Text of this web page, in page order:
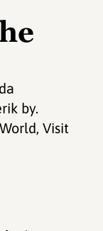
by.
Visit